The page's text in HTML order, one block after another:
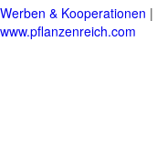
Werben & Kooperationen |
www.pflanzenreich.com